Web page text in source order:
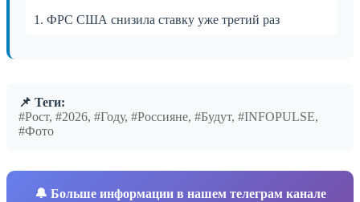
1. ФРС США снизила ставку уже третий раз
📌 Теги:
#Рост, #2026, #Году, #Россияне, #Будут, #INFOPULSE,
#Фото
🔔 Больше информации в нашем телеграм канале